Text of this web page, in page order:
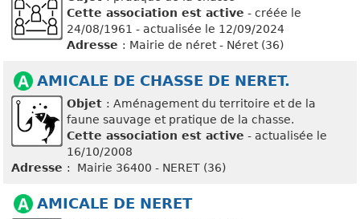
Cette association est active - créée le
24/08/1961 - actualisée le 12/09/2024
Adresse : Mairie de néret - Néret (36)
AMICALE DE CHASSE DE NERET.
Objet : Aménagement du territoire et de la
faune sauvage et pratique de la chasse.
Cette association est active - actualisée le
16/10/2008
Adresse : Mairie 36400 - NERET (36)
AMICALE DE NERET